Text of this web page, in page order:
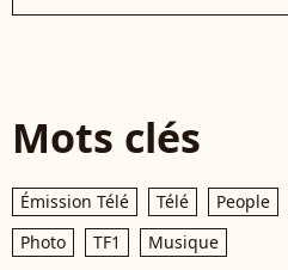
Mots clés
Émission Télé Télé People
Photo
TF1 Musique